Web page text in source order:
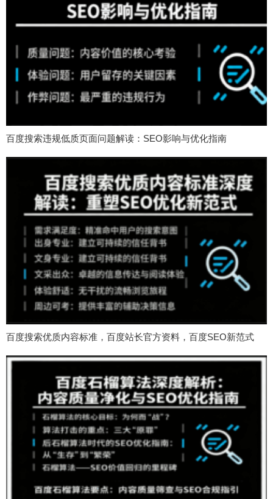
百度搜索违规低质页面问题解读：SEO影响与优化指南
百度搜索优质内容标准，百度站长官方资料，百度SEO新范式